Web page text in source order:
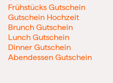
Frühstücks Gutschein
Gutschein Hochzeit
Brunch Gutschein
Lunch Gutschein
Dinner Gutschein
Abendessen Gutschein